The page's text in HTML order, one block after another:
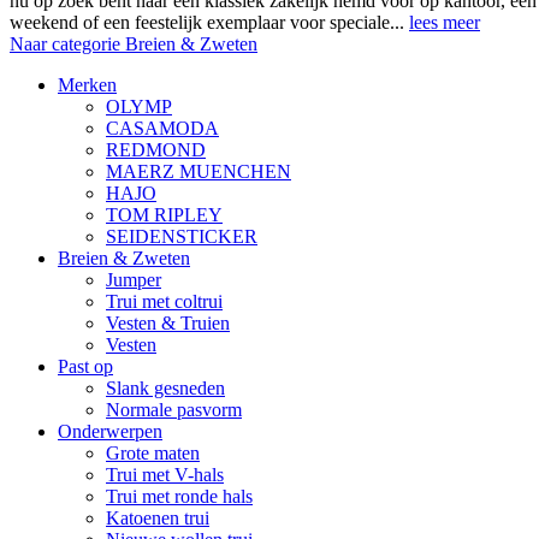
weekend of een feestelijk exemplaar voor speciale... lees meer
Naar categorie Breien & Zweten
Merken
OLYMP
CASAMODA
REDMOND
MAERZ MUENCHEN
HAJO
TOM RIPLEY
SEIDENSTICKER
Breien & Zweten
Jumper
Trui met coltrui
Vesten & Truien
Vesten
Past op
Slank gesneden
Normale pasvorm
Onderwerpen
Grote maten
Trui met V-hals
Trui met ronde hals
Katoenen trui